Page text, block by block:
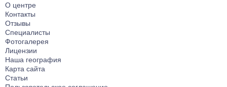
О центре
Контакты
Отзывы
Специалисты
Фотогалерея
Лицензии
Наша география
Карта сайта
Статьи